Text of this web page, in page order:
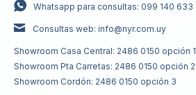
Whatsapp para consultas: 099 140 633
Consultas web: info@nyr.com.uy
Showroom Casa Central: 2486 0150 opción 1
Showroom Pta Carretas: 2486 0150 opción 2
Showroom Cordón: 2486 0150 opción 3